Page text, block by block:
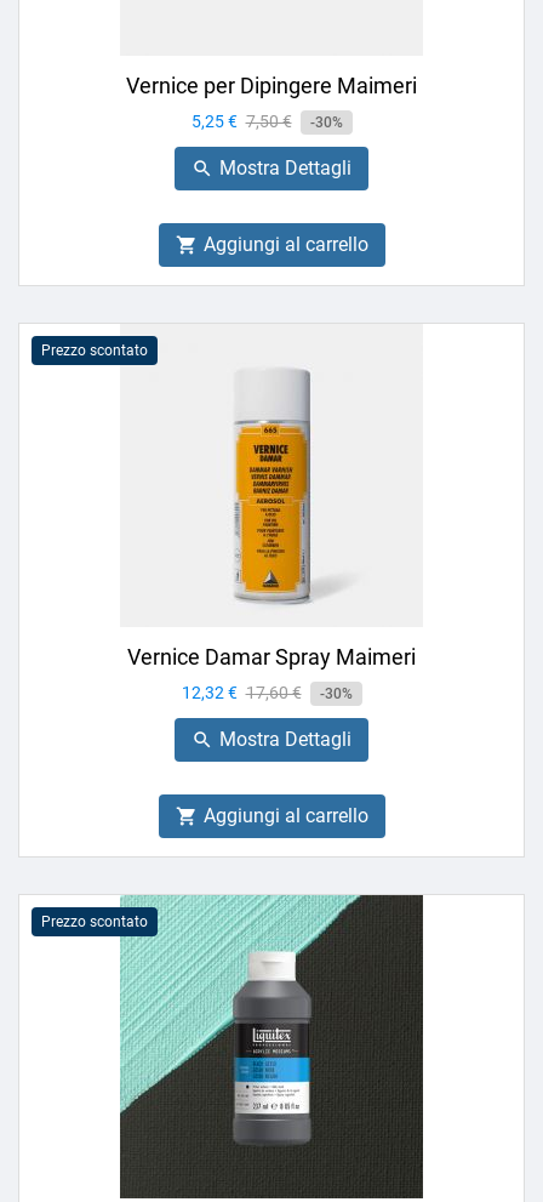
Vernice per Dipingere Maimeri
Prezzo
5,25 € Prezzo
base
7,50 € -30%
 Mostra Dettagli
 Aggiungi al carrello
Prezzo scontato
Vernice Damar Spray Maimeri
Prezzo
12,32 € Prezzo
base
17,60 € -30%
 Mostra Dettagli
 Aggiungi al carrello
Prezzo scontato